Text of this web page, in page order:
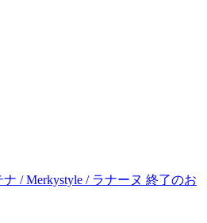
ナ / Merkystyle / ラナーヌ 終了のお